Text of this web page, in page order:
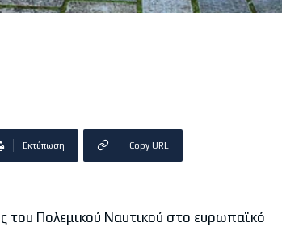
Εκτύπωση Copy URL
του Πολεμικού Ναυτικού στο ευρωπαϊκό